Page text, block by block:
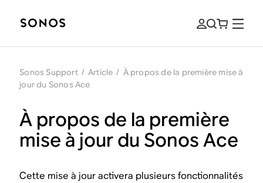
Sonos Support / Article / À propos de la première mise à
jour du Sonos Ace
À propos de la première
mise à jour du Sonos Ace
Cette mise à jour activera plusieurs fonctionnalités